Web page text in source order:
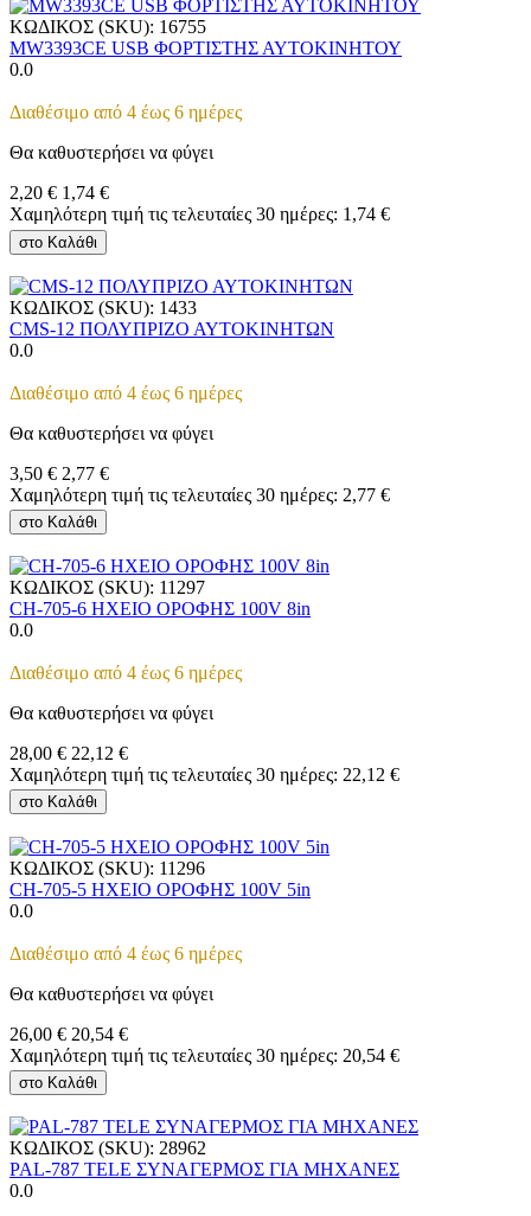
ΚΩΔΙΚΟΣ (SKU): 16755
MW3393CE USB ΦΟΡΤΙΣΤΗΣ ΑΥΤΟΚΙΝΗΤΟΥ
0.0
Διαθέσιμο από 4 έως 6 ημέρες
Θα καθυστερήσει να φύγει
2,20 € 1,74 €
Χαμηλότερη τιμή τις τελευταίες 30 ημέρες: 1,74 €
στο Καλάθι
ΚΩΔΙΚΟΣ (SKU): 1433
CMS-12 ΠΟΛΥΠΡΙΖΟ ΑΥΤΟΚΙΝΗΤΩΝ
0.0
Διαθέσιμο από 4 έως 6 ημέρες
Θα καθυστερήσει να φύγει
3,50 € 2,77 €
Χαμηλότερη τιμή τις τελευταίες 30 ημέρες: 2,77 €
στο Καλάθι
ΚΩΔΙΚΟΣ (SKU): 11297
CH-705-6 ΗΧΕΙΟ ΟΡΟΦΗΣ 100V 8in
0.0
Διαθέσιμο από 4 έως 6 ημέρες
Θα καθυστερήσει να φύγει
28,00 € 22,12 €
Χαμηλότερη τιμή τις τελευταίες 30 ημέρες: 22,12 €
στο Καλάθι
ΚΩΔΙΚΟΣ (SKU): 11296
CH-705-5 ΗΧΕΙΟ ΟΡΟΦΗΣ 100V 5in
0.0
Διαθέσιμο από 4 έως 6 ημέρες
Θα καθυστερήσει να φύγει
26,00 € 20,54 €
Χαμηλότερη τιμή τις τελευταίες 30 ημέρες: 20,54 €
στο Καλάθι
ΚΩΔΙΚΟΣ (SKU): 28962
PAL-787 TELE ΣΥΝΑΓΕΡΜΟΣ ΓΙΑ ΜΗΧΑΝΕΣ
0.0